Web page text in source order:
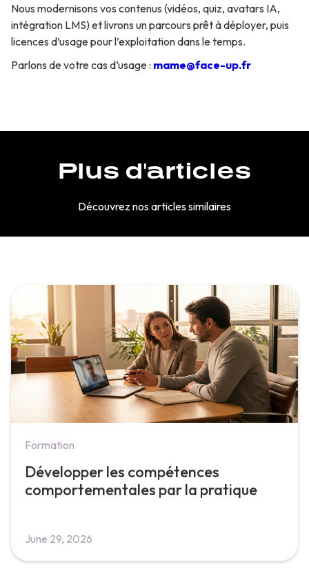
Nous modernisons vos contenus (vidéos, quiz, avatars IA,
intégration LMS) et livrons un parcours prêt à déployer, puis
licences d’usage pour l’exploitation dans le temps.
Parlons de votre cas d’usage : mame@face-up.fr
Plus d'articles
Découvrez nos articles similaires
Formation
Développer les compétences
comportementales par la pratique
June 29, 2026